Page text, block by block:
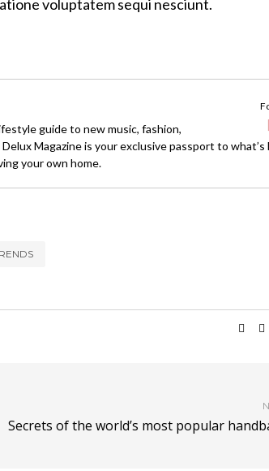
voluptatem sequi nesciunt.
guide to new music, fashion,
Magazine is your exclusive passport to what’s
your own home.
Secrets of the world’s most popular